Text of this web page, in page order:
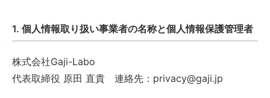
1. 個人情報取り扱い事業者の名称と個人情報保護管理者
株式会社Gaji-Labo
代表取締役 原田 直貴 連絡先：privacy@gaji.jp